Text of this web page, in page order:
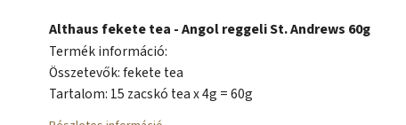
Althaus fekete tea - Angol reggeli St. Andrews 60g
Termék információ:
Összetevők: fekete tea
Tartalom: 15 zacskó tea x 4g = 60g